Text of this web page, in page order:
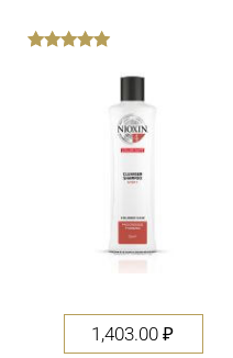
1,403.00₽